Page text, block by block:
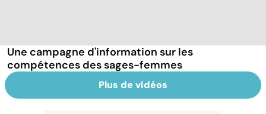
Une campagne d'information sur les
compétences des sages-femmes
Plus de vidéos